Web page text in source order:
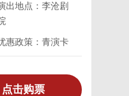
出地点：李沧剧
惠政策：青演卡
点击购票